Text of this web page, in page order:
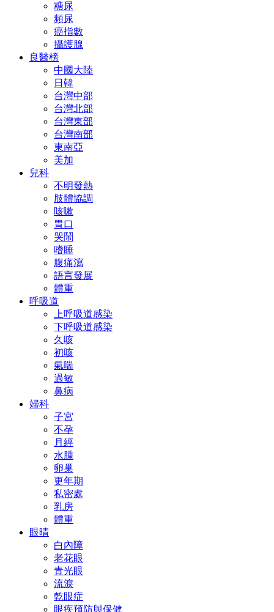
糖尿
頻尿
癌指數
攝護腺
良醫榜
中國大陸
日韓
台灣中部
台灣北部
台灣東部
台灣南部
東南亞
美加
兒科
不明發熱
肢體協調
咳嗽
胃口
哭鬧
嗜睡
腹痛瀉
語言發展
體重
呼吸道
上呼吸道感染
下呼吸道感染
久咳
初咳
氣喘
過敏
鼻病
婦科
子宮
不孕
月經
水腫
卵巢
更年期
私密處
乳房
體重
眼晴
白內障
老花眼
青光眼
流淚
乾眼症
眼疾預防與保健